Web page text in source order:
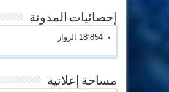
إحصائيات المدونة
18٬854 الزوار
مساحة إعلانية